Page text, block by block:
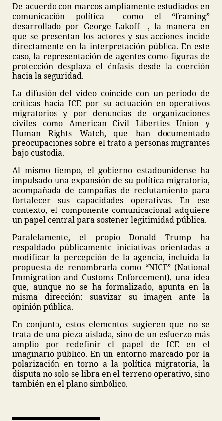
De acuerdo con marcos ampliamente estudiados en
comunicación política —como el “framing”
desarrollado por George Lakoff—, la manera en
que se presentan los actores y sus acciones incide
directamente en la interpretación pública. En este
caso, la representación de agentes como figuras de
protección desplaza el énfasis desde la coerción
hacia la seguridad.
La difusión del video coincide con un periodo de
críticas hacia ICE por su actuación en operativos
migratorios y por denuncias de organizaciones
civiles como American Civil Liberties Union y
Human Rights Watch, que han documentado
preocupaciones sobre el trato a personas migrantes
bajo custodia.
Al mismo tiempo, el gobierno estadounidense ha
impulsado una expansión de su política migratoria,
acompañada de campañas de reclutamiento para
fortalecer sus capacidades operativas. En ese
contexto, el componente comunicacional adquiere
un papel central para sostener legitimidad pública.
Paralelamente, el propio Donald Trump ha
respaldado públicamente iniciativas orientadas a
modificar la percepción de la agencia, incluida la
propuesta de renombrarla como “NICE” (National
Immigration and Customs Enforcement), una idea
que, aunque no se ha formalizado, apunta en la
misma dirección: suavizar su imagen ante la
opinión pública.
En conjunto, estos elementos sugieren que no se
trata de una pieza aislada, sino de un esfuerzo más
amplio por redefinir el papel de ICE en el
imaginario público. En un entorno marcado por la
polarización en torno a la política migratoria, la
disputa no solo se libra en el terreno operativo, sino
también en el plano simbólico.